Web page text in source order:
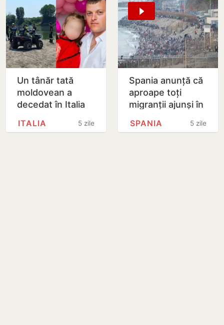
Un tânăr tată
moldovean a
decedat în Italia
salvat fetița de la
5 zile
ITALIA
Spania anunță că
aproape toți
migranții ajunși în
în Maroc: Criza5 zile
SPANIA